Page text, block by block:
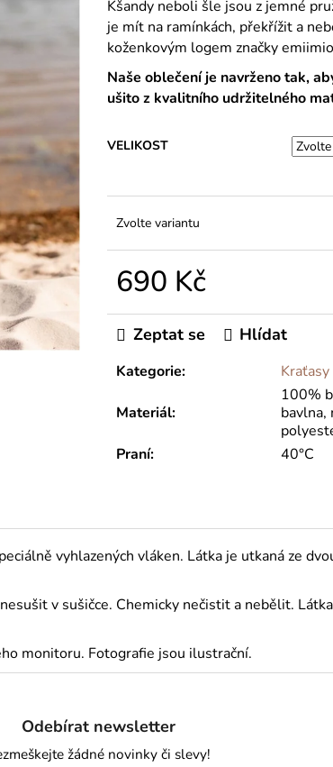
Kšandy neboli šle jsou z jemné
je mít na ramínkách, překřížit a
koženkovým logem značky
Naše oblečení je navrženo tak,
ušito z kvalitního udržitelného
VELIKOST
Zvolte variantu
690 Kč
Kategorie:
Materiál:
100%
Praní: 40°C
Zeptat se Hlídat
vyhlazených vláken. Látka je utkaná ze
v sušičce. Chemicky nečistit a nebělit.
monitoru. Fotografie jsou ilustrační.
Odebírat newsletter
žádné novinky či slevy!